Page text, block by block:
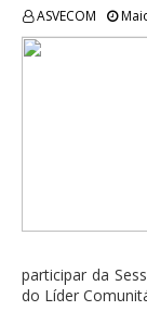
ASVECOM
participar da
do Líder